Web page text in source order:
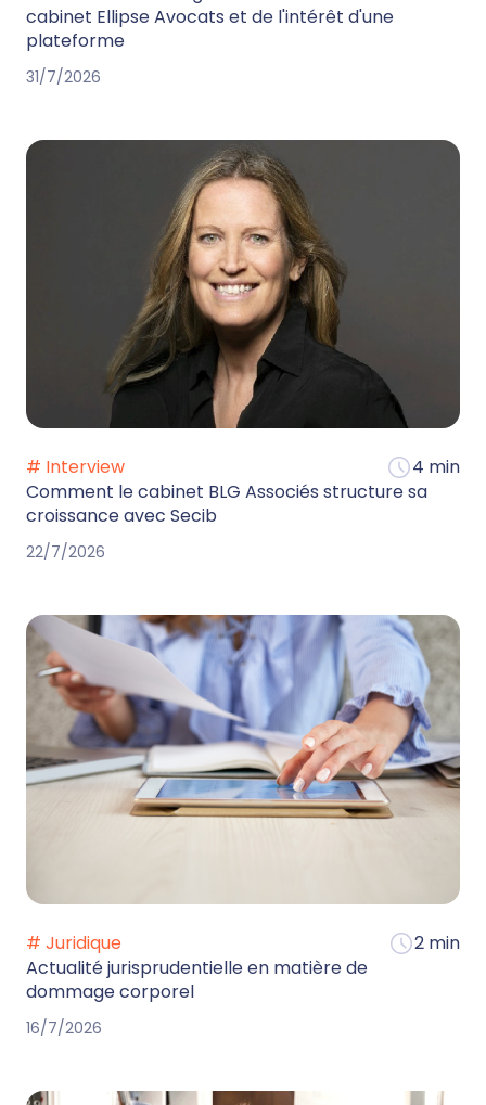
cabinet Ellipse Avocats et de l'intérêt d'une
plateforme
31/7/2026
# Interview
4 min
Comment le cabinet BLG Associés structure sa
croissance avec Secib
22/7/2026
# Juridique
2 min
Actualité jurisprudentielle en matière de
dommage corporel
16/7/2026